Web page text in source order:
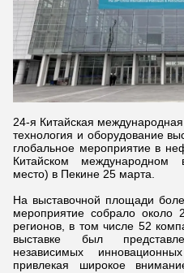
24-я Китайская
технология и оборудование
глобальное мероприятие в
Китайском международном
место) в Пекине 25 марта.
На выставочной площади
мероприятие собрало
регионов, в том числе 52
выставке был
независимых
привлекая широкое